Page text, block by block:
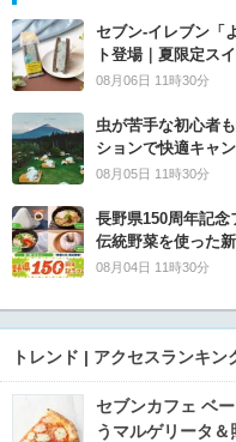
セブン‐イレブン「
ト登場｜夏限定ス
08月06日 11時30分
虫が苦手な初心者
ションで快適キャ
08月05日 11時30分
長野県150周年記
伝統野菜を使った
08月04日 11時30分
トレンド | アクセスランキン
セブンカフェ ベ
うマルゲリータ